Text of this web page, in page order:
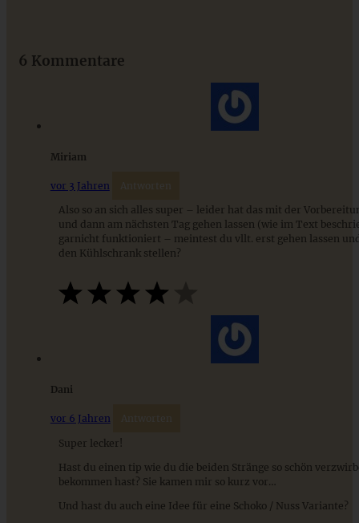
Streuselsternchen – Schokoladenkekse mit Streuseln und
ZUM BEITRAG
9 saisonale Rezepte im August – die besten Ideen mit Obst
& Gemüse der Saison
6 Kommentare
Miriam
vor 3 Jahren Antworten
Also so an sich alles super – leider hat das mit der
und dann am nächsten Tag gehen lassen (wie im Text
garnicht funktioniert – meintest du vllt. erst gehen lassen
den Kühlschrank stellen?
Dani
vor 6 Jahren Antworten
Super lecker!
Hast du einen tip wie du die beiden Stränge so schön
bekommen hast? Sie kamen mir so kurz vor…
Und hast du auch eine Idee für eine Schoko / Nuss Variante?